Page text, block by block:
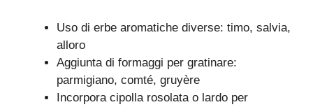
Uso di erbe aromatiche diverse: timo, salvia,
alloro
Aggiunta di formaggi per gratinare:
parmigiano, comté, gruyère
Incorpora cipolla rosolata o lardo per